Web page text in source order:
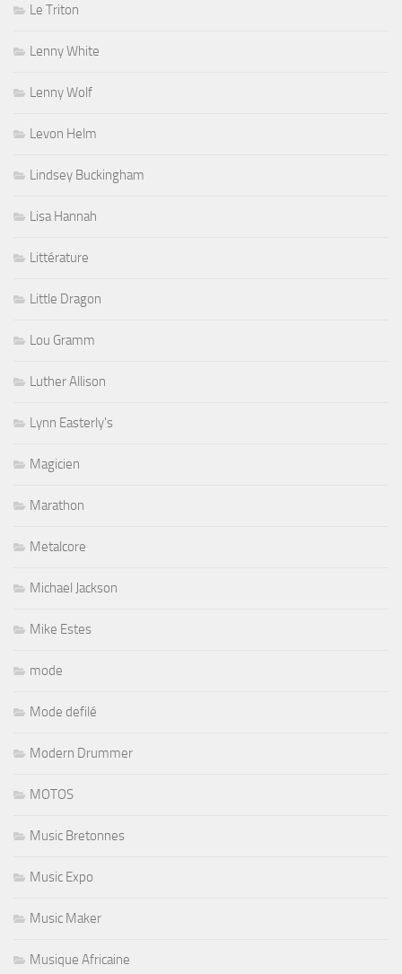
Le Triton
Lenny White
Lenny Wolf
Levon Helm
Lindsey Buckingham
Lisa Hannah
Littérature
Little Dragon
Lou Gramm
Luther Allison
Lynn Easterly's
Magicien
Marathon
Metalcore
Michael Jackson
Mike Estes
mode
Mode defilé
Modern Drummer
MOTOS
Music Bretonnes
Music Expo
Music Maker
Musique Africaine